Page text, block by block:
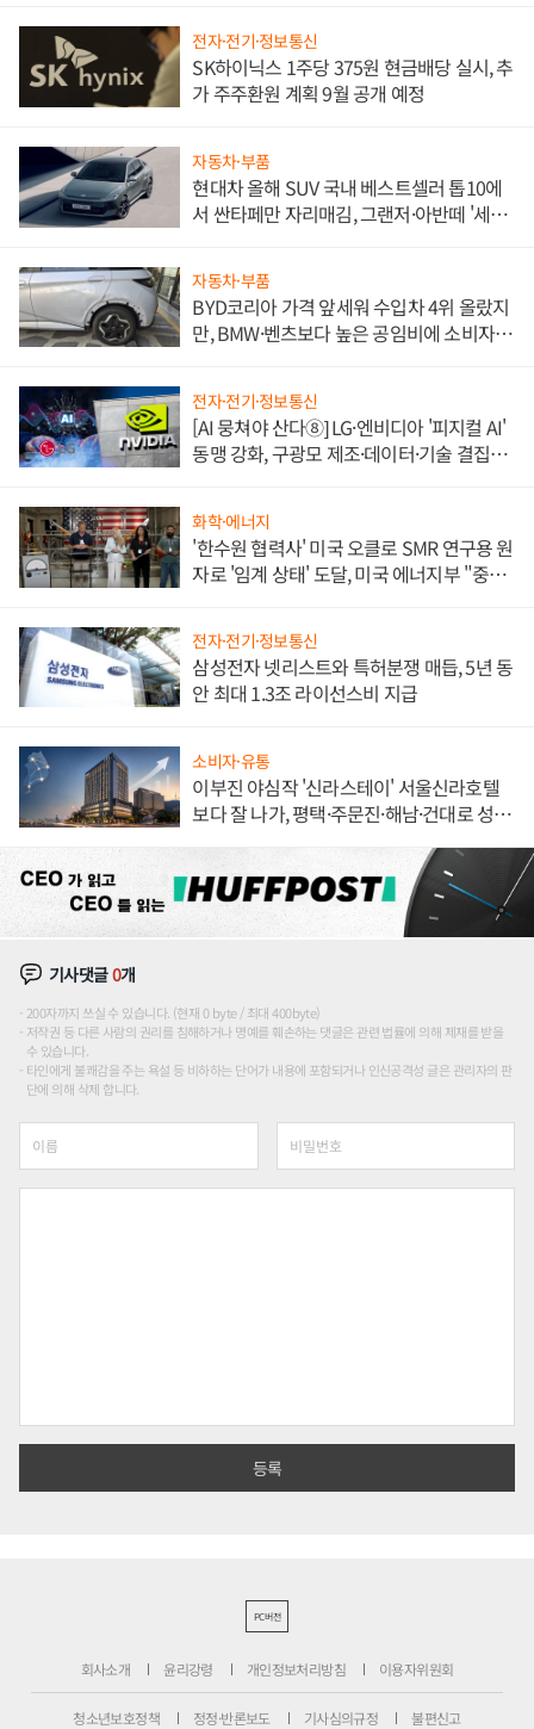
전자·전기·정보통신
SK하이닉스 1주당 375원 현금배당 실시, 추
가 주주환원 계획 9월 공개 예정
자동차·부품
현대차 올해 SUV 국내 베스트셀러 톱10에
서 싼타페만 자리매김, 그랜저·아반떼 '세단
자동차·부품
BYD코리아 가격 앞세워 수입차 4위 올랐지
만, BMW·벤츠보다 높은 공임비에 소비자
전자·전기·정보통신
[AI 뭉쳐야 산다⑧] LG·엔비디아 '피지컬 AI'
동맹 강화, 구광모 제조·데이터·기술 결집
화학·에너지
'한수원 협력사' 미국 오클로 SMR 연구용 원
자로 '임계 상태' 도달, 미국 에너지부 "중요
전자·전기·정보통신
삼성전자 넷리스트와 특허분쟁 매듭, 5년 동
안 최대 1.3조 라이선스비 지급
소비자·유통
이부진 야심작 '신라스테이' 서울신라호텔
보다 잘 나가, 평택·주문진·해남·건대로 성
기사댓글0개
200자까지 쓰실 수 있습니다. (현재 0 byte / 최대 400byte)
저작권 등 다른 사람의 권리를 침해하거나 명예를 훼손하는 댓글은 관련 법률에 의해 제재를 받을
수 있습니다.
타인에게 불쾌감을 주는 욕설 등 비하하는 단어가 내용에 포함되거나 인신공격성 글은 관리자의 판
단에 의해 삭제 합니다.
PC버전
회사소개 윤리강령 개인정보처리방침 이용자위원회
청소년보호정책 정정·반론보도 기사심의규정 불편신고